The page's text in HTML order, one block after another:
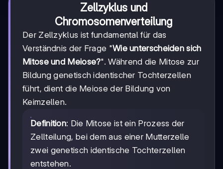
Zellzyklus und
Chromosomenverteilung
Der Zellzyklus ist fundamental für das
Verständnis der Frage "Wie unterscheiden sich
Mitose und Meiose?". Während die Mitose zur
Bildung genetisch identischer Tochterzellen
führt, dient die Meiose der Bildung von
Keimzellen.
Definition: Die Mitose ist ein Prozess der
Zellteilung, bei dem aus einer Mutterzelle
zwei genetisch identische Tochterzellen
entstehen.